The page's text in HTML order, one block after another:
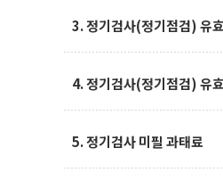
3. 정기검사(정기점검) 유
4. 정기검사(정기점검) 유
5. 정기검사 미필 과태료